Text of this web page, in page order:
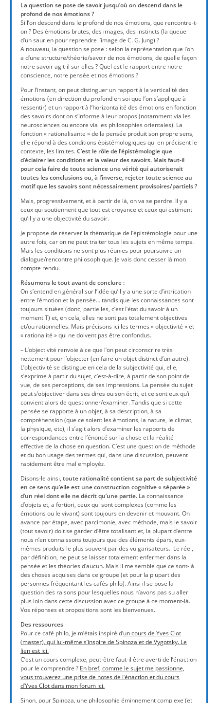
La question se pose de savoir jusqu’où on descend dans le
profond de nos émotions ?
Si l’on descend dans le profond de nos émotions, que rencontre-t-
on ? Des émotions brutes, des images, des instincts (la queue
d’un saurien pour reprendre l’image de C. G. Jung) ?
A nouveau, la question se pose : selon la représentation que l’on
a d’une structure/théorie/savoir de nos émotions, de quelle façon
notre savoir agit-il sur elles ? Quel est le rapport entre notre
conscience, notre pensée et nos émotions ?
Pour l’instant, on peut distinguer un rapport à la verticalité des
émotions (en direction du profond en soi que l’on s’applique à
ressentir) et un rapport à l’horizontalité des émotions en fonction
des savoirs dont on s’informe à leur propos (notamment via les
neurosciences ou encore via les philosophies orientales). La
fonction « rationalisante » de la pensée produit son propre sens,
elle répond à des conditions épistémologiques qui en précisent le
contexte, les limites.C’est le rôle de l’épistémologie que
d’éclairer les conditions et la valeur des savoirs. Mais faut-il
pour cela faire de toute science une vérité qui autoriserait
toutes les conclusions ou, à l’inverse, rejeter toute science au
motif que les savoirs sont nécessairement provisoires/partiels ?
Mais, progressivement, et à partir de là, on va se perdre. Il y a
ceux qui soutiennent que tout est croyance et ceux qui estiment
qu’il y a une objectivité du savoir.
Je propose de réserver la thématique de l’épistémologie pour une
autre fois, car on ne peut traiter tous les sujets en même temps.
Mais les conditions ne sont plus réunies pour poursuivre un
dialogue/rencontre philosophique. Je vais donc cesser là mon
compte rendu.
Résumons le tout avant de conclure :
On s’entend en général sur l’idée qu’il y a une sorte d’intrication
entre l’émotion et la pensée… tandis que les connaissances sont
toujours situées (donc, partielles, c’est l’état du savoir à un
moment T) et, en cela, elles ne sont pas totalement objectives
et/ou rationnelles. Mais précisons ici les termes « objectivité » et
« rationalité » qui ne doivent pas être confondus.
– L’objectivité renvoie à ce que l’on peut circonscrire très
nettement pour l’objecter (en faire un objet distinct d’un autre).
L’objectivité se distingue en cela de la subjectivité qui, elle,
s’exprime à partir du sujet, c’est-à-dire, à partir de son point de
vue, de ses perceptions, de ses impressions. La pensée du sujet
peut s’objectiver dans ses dires ou son écrit, et ce sont eux qu’il
convient alors de questionner/examiner. Tandis que si cette
pensée se rapporte à un objet, à sa description, à sa
compréhension (que ce soient les émotions, la nature, le climat,
la physique, etc), il s’agit alors d’examiner les rapports de
correspondances entre l’énoncé sur la chose et la réalité
effective de la chose en question. C’est une question de méthode
et du bon usage des termes qui, dans une discussion, peuvent
rapidement être mal employés.
Disons-le ainsi, toute rationalité contient sa part de subjectivité
en ce sens qu’elle est une construction cognitive « séparée »
d’un réel dont elle ne décrit qu’une partie. La connaissance
d’objets et, a fortiori, ceux qui sont complexes (comme les
émotions ou le vivant) sont toujours en devenir et mouvant. On
avance par étape, avec parcimonie, avec méthode, mais le savoir
(tout savoir) doit se garder d’être totalisant et, la plupart d’entre
nous n’en connaissons toujours que des éléments épars, eux-
mêmes produits le plus souvent par des vulgarisateurs. Le réel,
par définition, ne peut se laisser totalement enfermer dans la
pensée et les théories d’aucun. Mais il me semble que ce sont-là
des choses acquises dans ce groupe (et pour la plupart des
personnes fréquentant les cafés philo). Ainsi il se pose la
question des raisons pour lesquelles nous n’avons pas su aller
plus loin dans cette discussion avec ce groupe à ce moment-là.
Vos réponses et propositions sont les bienvenues.
Des ressources
Pour ce café philo, je m’étais inspiré d‘un cours de Yves Clot
(master), qui lui-même s’inspire de Spinoza et de Vygotsky. Le
lien est ici.
C’est un cours complexe, peut-être faut-il être averti de l’énaction
pour le comprendre ? En bref, comme le sujet me passionne,
vous trouverez une prise de notes de l’énaction et du cours
d’Yves Clot dans mon forum ici.
Sinon, pour Spinoza, une philosophie éminnement complexe (et